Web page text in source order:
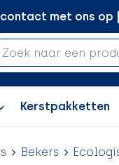
met ons
Kerstpakketten
Bekers